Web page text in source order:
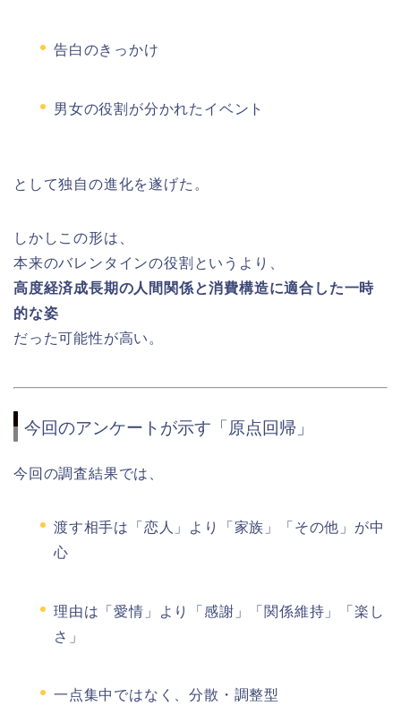
告白のきっかけ
男女の役割が分かれたイベント
として独自の進化を遂げた。
しかしこの形は、
本来のバレンタインの役割というより、
高度経済成長期の人間関係と消費構造に適合した一時
的な姿
だった可能性が高い。
今回のアンケートが示す「原点回帰」
今回の調査結果では、
渡す相手は「恋人」より「家族」「その他」が中
心
理由は「愛情」より「感謝」「関係維持」「楽し
さ」
一点集中ではなく、分散・調整型